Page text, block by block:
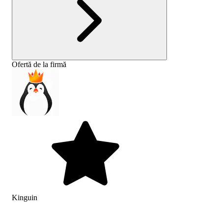
Ofertă de la firmă
Kinguin